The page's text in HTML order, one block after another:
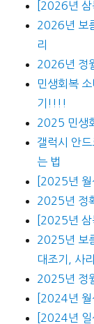
[2026년
2026년 보
리
2026년 정
민생회복
기!!!!
2025 민생
갤럭시 안
는 법
[2025년
2025년 정
[2025년 삼
2025년 보
대조기, 사리
2025년 정
[2024년
[2024년